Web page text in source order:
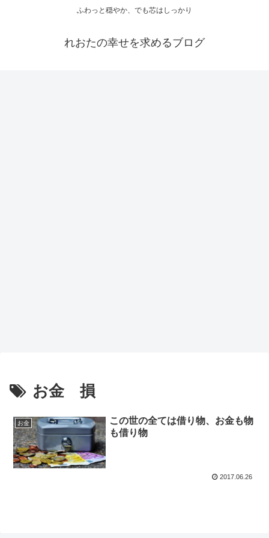
ふわっと穏やか、でも芯はしっかり
れおたの幸せを求めるブログ
お金 損
お金
この世の全ては借り物、お金も物
も借り物
2017.06.26